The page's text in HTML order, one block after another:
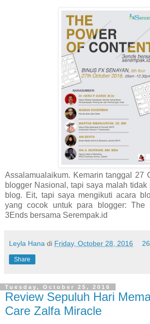
Assalamualaikum. Kemarin tanggal 27
blogger Nasional, tapi saya malah
blog. Eit, tapi saya mengikuti acara
yang cocok untuk para blogger: The
3Ends bersama Serempak.id
Leyla Hana di Friday, October 28, 2016
Share
Tuesday, October 25, 2016
Review Sepuluh Hari
Care Zalfa Miracle